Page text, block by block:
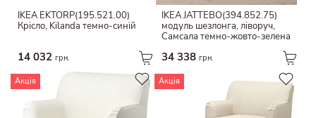
IKEA EKTORP(195.521.00)
Крісло, Kilanda темно-синій
14 032 грн.
IKEA JÄTTEBO(394.852.75)
модуль шезлонга, ліворуч,
Самсала темно-жовто-зелена
34 338 грн.
Акція Акція